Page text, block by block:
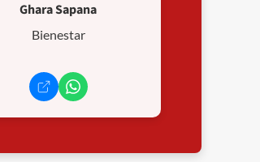
Ghara Sapana
Bienestar